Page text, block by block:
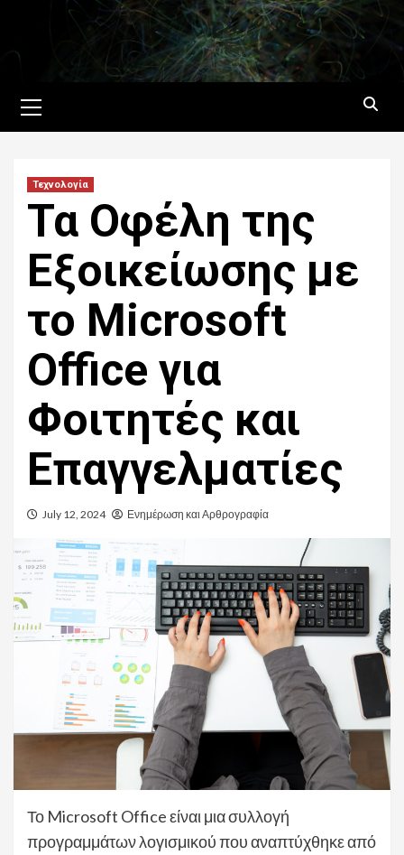
content
Menu
Τεχνολογία
Τα Οφέλη της
Εξοικείωσης με
το Microsoft
Office για
Φοιτητές και
Επαγγελματίες
July 12, 2024 Ενημέρωση και Αρθρογραφία
Το Microsoft Office είναι μια συλλογή
προγραμμάτων λογισμικού που αναπτύχθηκε από